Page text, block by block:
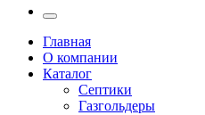
Главная
О компании
Каталог
Септики
Газгольдеры